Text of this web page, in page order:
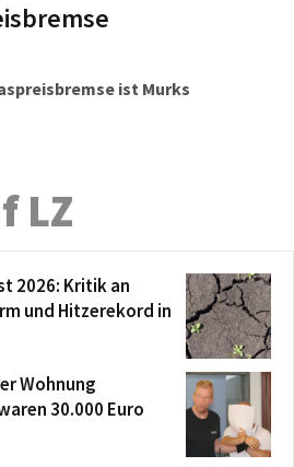
ist Murks
LZ
2026: Kritik an
und Hitzerekord in
Wohnung
30.000 Euro